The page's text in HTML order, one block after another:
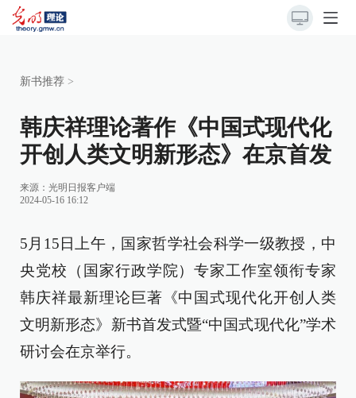
新书推荐 >
韩庆祥理论著作《中国式现代化
开创人类文明新形态》在京首发
来源： 光明日报客户端
2024-05-16 16:12
5月15日上午，国家哲学社会科学一级教授，中
央党校（国家行政学院）专家工作室领衔专家
韩庆祥最新理论巨著《中国式现代化开创人类
文明新形态》新书首发式暨“中国式现代化”学术
研讨会在京举行。